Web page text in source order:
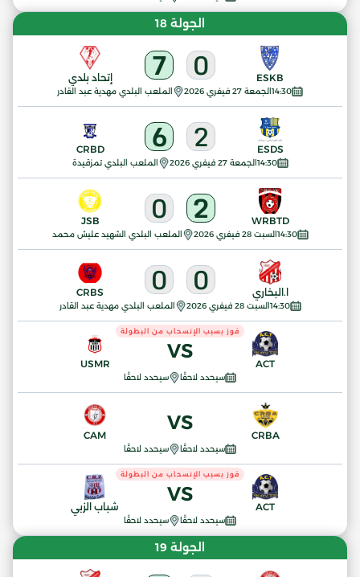
الجولة 18
14:30الجمعة 27 فيفري 2026 الملعب البلدي مهدية عبد القادر
ESKB
0
7 إتحاد بلدي
14:30الجمعة 27 فيفري 2026 الملعب البلدي تمزقيدة
ESDS
2
6
CRBD
14:30السبت 28 فيفري 2026 الملعب البلدي الشهيد عليش محمد
WRBTD
2
0
JSB
14:30السبت 28 فيفري 2026 الملعب البلدي مهدية عبد القادر
ا.البخاري 0
0
CRBS
سيحدد لاحقًا سيحدد لاحقًا
ACT
VS
فوز بسبب الإنسحاب من البطولة
USMR
سيحدد لاحقًا سيحدد لاحقًا
CRBA
VS
CAM
سيحدد لاحقًا سيحدد لاحقًا
ACT
VS
فوز بسبب الإنسحاب من البطولة
شباب الزبي
الجولة 19